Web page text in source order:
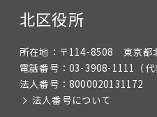
北区役所
所在地： 〒114-8508 東京都
電話番号： 03-3908-1111 （代
法人番号： 8000020131172
法人番号について